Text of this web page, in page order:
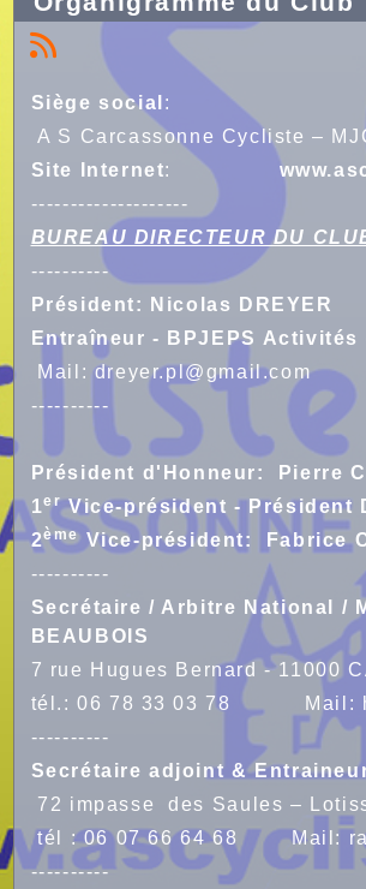
Siège social :
A S Carcassonne Cycliste –
Site Internet:
--------------------
BUREAU DIRECTEUR DU
----------
Président: Nicolas DREYER
Entraîneur - BPJEPS
Mail:dreyer.pl@gmail.com
----------
Président d'Honneur: Pierre
1erVice-président - Président
2èmeVice-président: Fabrice
----------
Secrétaire / Arbitre National /
BEAUBOIS
7 rue Hugues Bernard - 11000
tél.: 06 78 33 03 78 Mail:
----------
Secrétaire adjoint &
72 impasse des Saules –
tél : 06 07 66 64 68 Mail:
----------